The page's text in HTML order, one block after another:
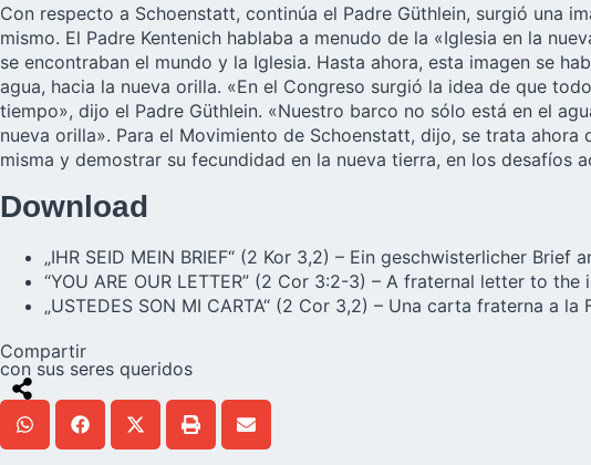
Con respecto a Schoenstatt, continúa el Padre Güthlein, surgió una
mismo. El Padre Kentenich hablaba a menudo de la «Iglesia en la
se encontraban el mundo y la Iglesia. Hasta ahora, esta imagen se
agua, hacia la nueva orilla. «En el Congreso surgió la idea de que
tiempo», dijo el Padre Güthlein. «Nuestro barco no sólo está en el
nueva orilla». Para el Movimiento de Schoenstatt, dijo, se trata
misma y demostrar su fecundidad en la nueva tierra, en los desafíos
Download
„IHR SEID MEIN BRIEF“ (2 Kor 3,2) – Ein geschwisterlicher
“YOU ARE OUR LETTER” (2 Cor 3:2-3) – A fraternal letter to
„USTEDES SON MI CARTA“ (2 Cor 3,2) – Una carta fraterna a
Compartir
con sus seres queridos